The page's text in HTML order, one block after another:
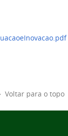
Voltar para o topo